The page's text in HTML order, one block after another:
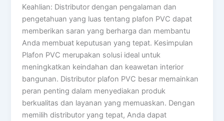
Keahlian: Distributor dengan pengalaman dan
pengetahuan yang luas tentang plafon PVC dapat
memberikan saran yang berharga dan membantu
Anda membuat keputusan yang tepat. Kesimpulan
Plafon PVC merupakan solusi ideal untuk
meningkatkan keindahan dan keawetan interior
bangunan. Distributor plafon PVC besar memainkan
peran penting dalam menyediakan produk
berkualitas dan layanan yang memuaskan. Dengan
memilih distributor yang tepat, Anda dapat